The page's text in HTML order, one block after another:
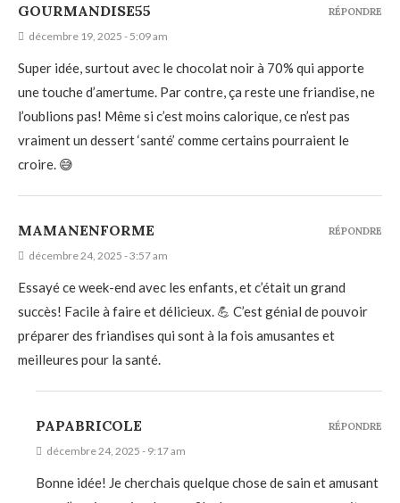
GOURMANDISE55
décembre 19, 2025 - 5:09 am
Super idée, surtout avec le chocolat noir à 70% qui apporte
une touche d’amertume. Par contre, ça reste une friandise, ne
l’oublions pas! Même si c’est moins calorique, ce n’est pas
vraiment un dessert ‘santé’ comme certains pourraient le
croire. 😅
RÉPONDRE
MAMANENFORME
décembre 24, 2025 - 3:57 am
Essayé ce week-end avec les enfants, et c’était un grand
succès! Facile à faire et délicieux. 💪 C’est génial de pouvoir
préparer des friandises qui sont à la fois amusantes et
meilleures pour la santé.
RÉPONDRE
PAPABRICOLE
décembre 24, 2025 - 9:17 am
Bonne idée! Je cherchais quelque chose de sain et amusant
RÉPONDRE